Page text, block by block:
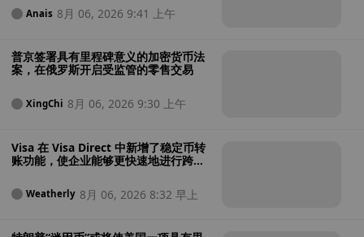
Anais 8月 06, 2026 9:41 上午
普京签署具有里程碑意义的加密货币法
案，在俄罗斯开启受监管的零售交易
XingChi 8月 06, 2026 9:30 上午
Visa 在 Visa Direct 中新增了稳定币转
账功能，使企业能够更快速地进行跨境
Weatherly 8月 06, 2026 8:32 早上